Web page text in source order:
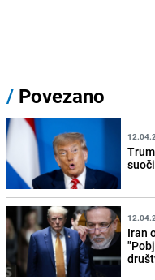
/ Povezano
Iran